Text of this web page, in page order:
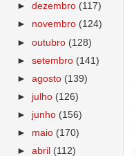
►dezembro (117)
► novembro (124)
►outubro (128)
►setembro (141)
►agosto (139)
► julho (126)
► junho (156)
► maio (170)
►abril (112)